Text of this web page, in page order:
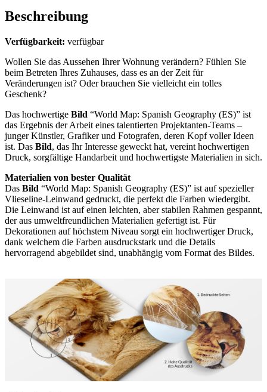
Beschreibung
Verfügbarkeit: verfügbar
Wollen Sie das Aussehen Ihrer Wohnung verändern? Fühlen Sie
beim Betreten Ihres Zuhauses, dass es an der Zeit für
Veränderungen ist? Oder brauchen Sie vielleicht ein tolles
Geschenk?
Das hochwertige Bild “World Map: Spanish Geography (ES)” ist
das Ergebnis der Arbeit eines talentierten Projektanten-Teams –
junger Künstler, Grafiker und Fotografen, deren Kopf voller Ideen
ist. Das Bild, das Ihr Interesse geweckt hat, vereint hochwertigen
Druck, sorgfältige Handarbeit und hochwertigste Materialien in sich.
Materialien von bester Qualität
Das Bild “World Map: Spanish Geography (ES)” ist auf spezieller
Vlieseline-Leinwand gedruckt, die perfekt die Farben wiedergibt.
Die Leinwand ist auf einen leichten, aber stabilen Rahmen gespannt,
der aus umweltfreundlichen Materialien gefertigt ist. Für
Dekorationen auf höchstem Niveau sorgt ein hochwertiger Druck,
dank welchem die Farben ausdruckstark und die Details
hervorragend abgebildet sind, unabhängig vom Format des Bildes.